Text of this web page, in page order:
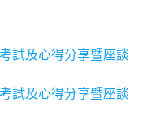
試及心得分享暨座談
試及心得分享暨座談